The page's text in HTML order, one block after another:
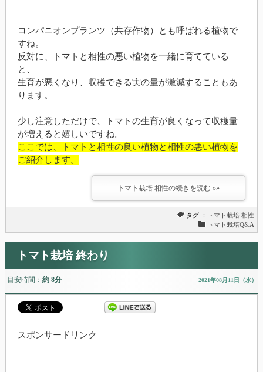
コンパニオンプランツ（共存作物）とも呼ばれる植物で
すね。
反対に、トマトと相性の悪い植物を一緒に育てている
と、
生育が悪くなり、収穫できる実の量が激減することもあ
ります。
少し注意しただけで、トマトの生育が良くなって収穫量
が増えると嬉しいですね。
ここでは、トマトと相性の良い植物と相性の悪い植物を
ご紹介します。
トマト栽培 相性の続きを読む »»
タグ ： トマト栽培 相性
トマト栽培Q&A
トマト栽培 終わり
目安時間： 約 8分 2021年08月11日（水）
スポンサードリンク